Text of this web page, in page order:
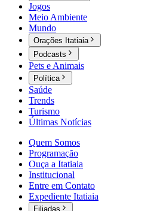
Jogos
Meio Ambiente
Mundo
Orações Itatiaia
Podcasts
Pets e Animais
Política
Saúde
Trends
Turismo
Últimas Notícias
Quem Somos
Programação
Ouça a Itatiaia
Institucional
Entre em Contato
Expediente Itatiaia
Filiadas